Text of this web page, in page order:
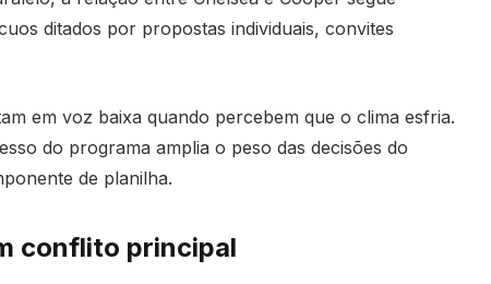
ditados por propostas individuais, convites
em voz baixa quando percebem que o clima esfria.
do programa amplia o peso das decisões do
de planilha.
conflito principal